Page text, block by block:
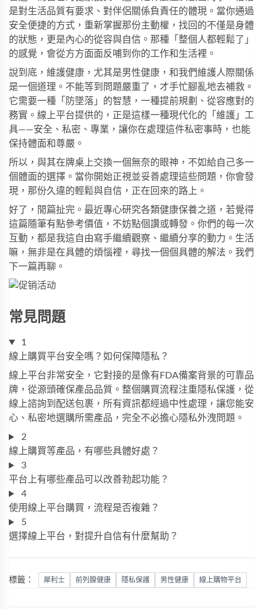
是對生活品質有要求、對伴侶關係負責任的體現。當你通過
安全便捷的方式，重新掌握那份主動權，找回的不僅是身體
的狀態，更是內心的從容與自信。那種「整個人都輕鬆了」
的感覺，會從方方面面反哺到你的工作和生活裡。
說到底，維護健康，尤其是男性健康，和我們維護人際關係
是一個道理。不能等到問題嚴重了，才手忙腳亂地去補救。
它需要一種「防墜落」的智慧，一種提前規劃、從容應對的
務實。線上平台提供的，正是這樣一種現代化的「維護」工
具——安全、私密、專業，讓你在處理這件私密事時，也能
保持體面和尊嚴。
所以，與其在牌桌上交換一個無奈的眼神，不如給自己多一
個體面的選擇。當你開始正視並妥善處理這些問題，你會發
現，那份久違的輕鬆與自信，正在回來的路上。
好了，閒篇扯完。最近專心研究各類健康保養之道，若覺得
這篇隨筆有點參考價值，不妨點個讚或轉發。你們的每一次
互動，都是我這自由寫手繼續觀察、繼續分享的動力。生活
嘛，無非是在具體的煩惱裡，尋找一個個具體的解法。我們
下一篇再聊。
常見問題
1
線上購買平台安全嗎？如何保障隱私？
線上平台非常安全，它對接的是像有FDA備案背景的可靠品
牌，從源頭確保產品品質。整個購買流程注重隱私保護，從
線上諮詢到配送包裹，所有資訊都經過中性處理，讓您能安
心、私密地選購所需產品，完全不必擔心隱私外洩問題。
2
線上購買等產品，有哪些具體好處？
3
平台上有哪些產品可以改善勃起功能？
4
使用線上平台購買，流程是否複雜？
5
選擇線上平台，對提升自信有什麼幫助？
標籤： 犀利士 前列腺健康 隱私保護 男性健康 線上購物平台